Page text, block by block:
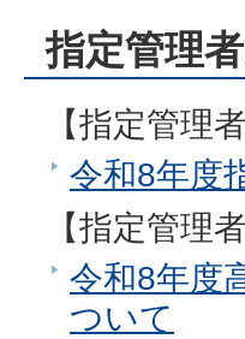
指定管理
【指定管理
令和8年度
【指定管理
令和8年度
ついて